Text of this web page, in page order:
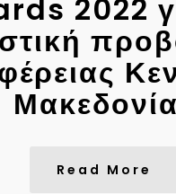
2022
Read More